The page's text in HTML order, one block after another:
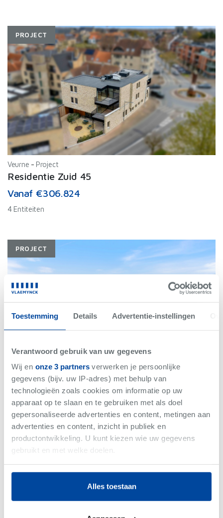
Toestemming Details Advertentie-instellingen
Verantwoord gebruik van uw gegevens
Wij en onze 3 partnersverwerken je persoonlijke
gegevens (bijv. uw IP-adres) met behulp van
technologieën zoals cookies om informatie op uw
apparaat op te slaan en te gebruiken met als doel
gepersonaliseerde advertenties en content, metingen aan
advertenties en content, inzicht in publiek en
productontwikkeling. U kunt kiezen wie uw gegevens
gebruikt en met welke doelen.
Als u het toestaat, willen we ook graag:
Informatie verzamelen over uw geografische
locatie, die tot een paar meter nauwkeurig kan zijn
Alles toestaan
PROJECT
Veurne - Project
Residentie Zuid 45
Vanaf €306.824
4 Entiteiten
PROJECT
Veurne-Project
Residentie OTAX
Vanaf €305.000
21 Entiteiten